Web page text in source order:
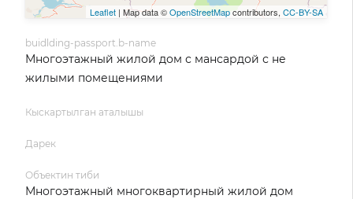
Leaflet | Map data ©OpenStreetMapcontributors, CC-BY-SA
buidlding-passport.b-name
Многоэтажный жилой дом с мансардой с не
жилыми помещениями
Кыскартылган аталышы
Дарек
Объектин тиби
Многоэтажный многоквартирный жилой дом